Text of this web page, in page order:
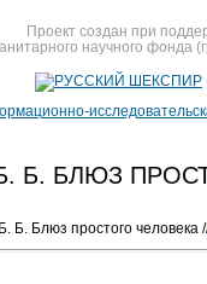
Проект создан при
научного фонда
Б. БЛЮЗ
Б. Блюз простого человека